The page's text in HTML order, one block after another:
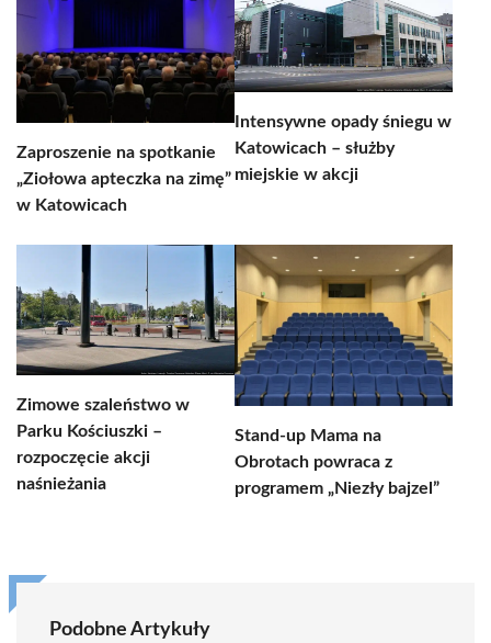
Zaproszenie na spotkanie
„Ziołowa apteczka na zimę”
w Katowicach
Intensywne opady śniegu w
Katowicach – służby
miejskie w akcji
Zimowe szaleństwo w
Parku Kościuszki –
rozpoczęcie akcji
naśnieżania
Stand-up Mama na
Obrotach powraca z
programem „Niezły bajzel”
Podobne Artykuły